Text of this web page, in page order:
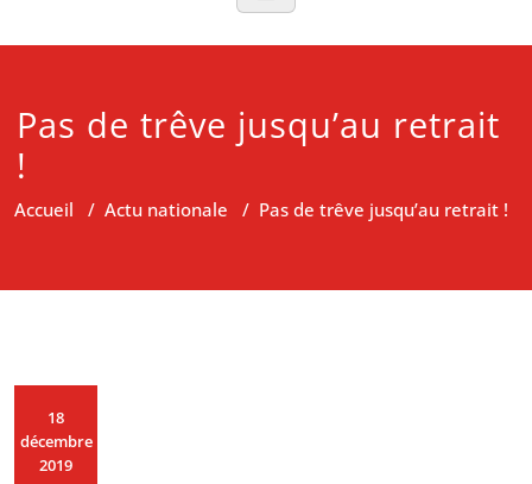
Pas de trêve jusqu’au retrait
!
Accueil / Actu nationale / Pas de trêve jusqu’au retrait !
18
décembre
2019